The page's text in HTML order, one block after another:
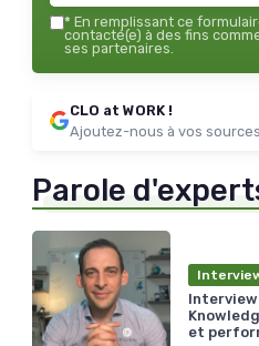
* En remplissant ce
contacté(e) à des fins
ses partenaires.
CLO at WORK !
Ajoutez-nous à vos
Parole
Interview
et